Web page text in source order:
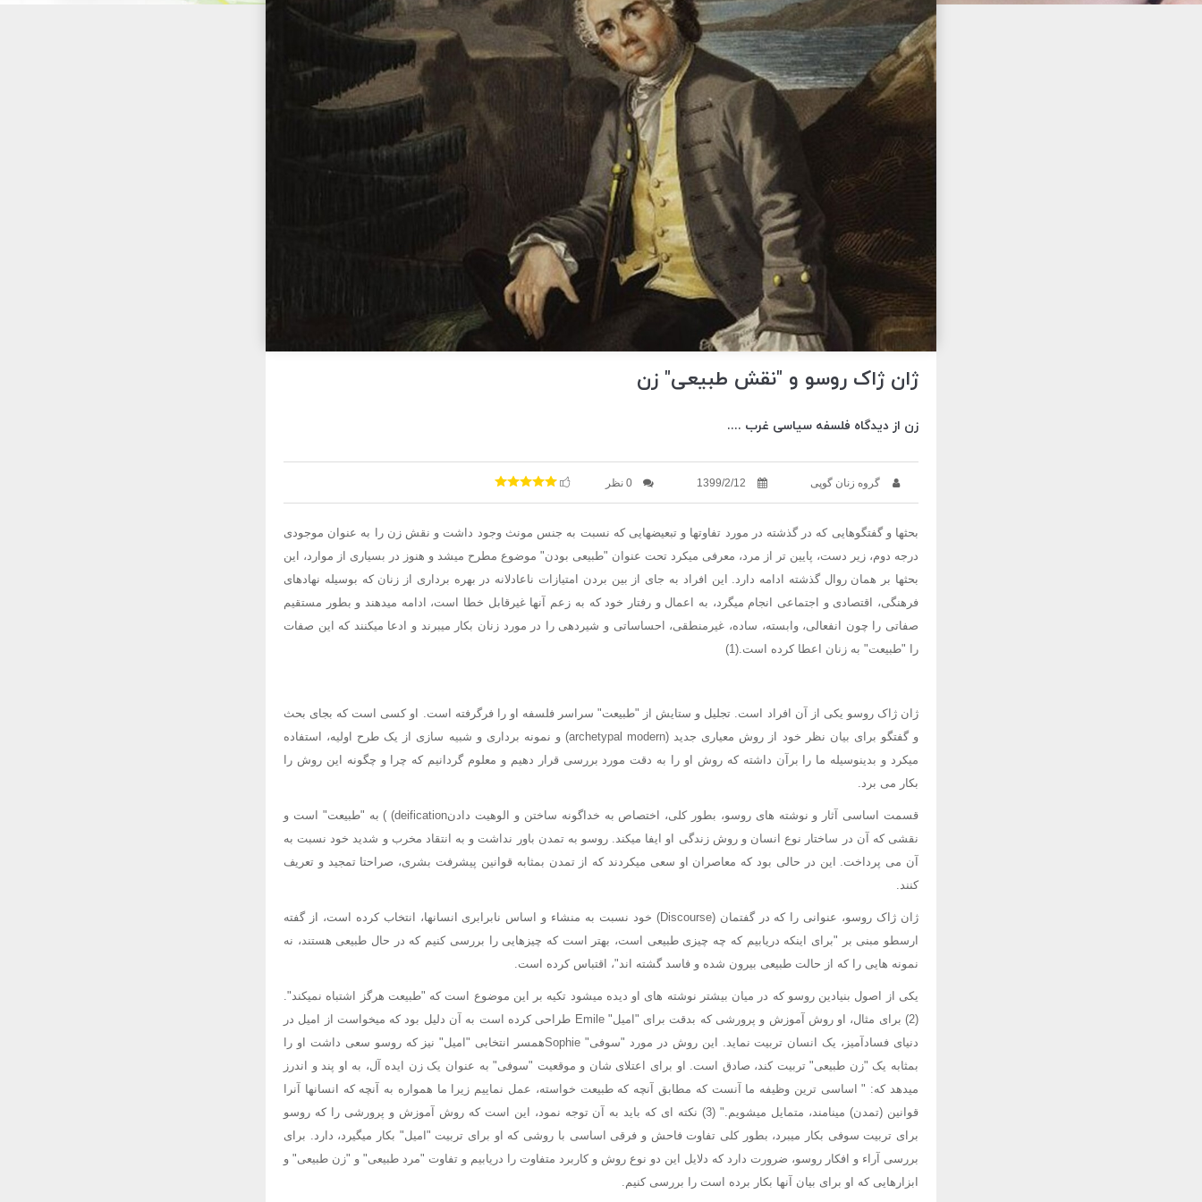
ژان ژاک روسو و "نقش طبیعی" زن
زن از دیدگاه فلسفه سیاسی غرب ....
گروه زنان گوپی 1399/2/12 0 نظر
بحثها و گفتگوهایی که در گذشته در مورد تفاوتها و تبعیضهایی که نسبت به جنس مونث وجود داشت و نقش زن را به عنوان موجودی
درجه دوم، زیر دست، پایین تر از مرد، معرفی میکرد تحت عنوان "طبیعی بودن" موضوع مطرح میشد و هنوز در بسیاری از موارد، این
بحثها بر همان روال گذشته ادامه دارد. این افراد به جای از بین بردن امتیازات ناعادلانه در بهره برداری از زنان که بوسیله نهادهای
فرهنگی، اقتصادی و اجتماعی انجام میگرد، به اعمال و رفتار خود که به زعم آنها غیرقابل خطا است، ادامه میدهند و بطور مستقیم
صفاتی را چون انفعالی، وابسته، ساده، غیرمنطقی، احساساتی و شیردهی را در مورد زنان بکار میبرند و ادعا میکنند که این صفات
را "طبیعت" به زنان اعطا کرده است.(1)
ژان ژاک روسو یکی از آن افراد است. تجلیل و ستایش از "طبیعت" سراسر فلسفه او را فرگرفته است. او کسی است که بجای بحث
و گفتگو برای بیان نظر خود از روش معیاری جدید (archetypal modern) و نمونه برداری و شبیه سازی از یک طرح اولیه، استفاده
میکرد و بدینوسیله ما را برآن داشته که روش او را به دقت مورد بررسی قرار دهیم و معلوم گردانیم که چرا و چگونه این روش را
بکار می برد.
قسمت اساسی آثار و نوشته های روسو، بطور کلی، اختصاص به خداگونه ساختن و الوهیت دادنdeification) ) به "طبیعت" است و
نقشی که آن در ساختار نوع انسان و روش زندگی او ایفا میکند. روسو به تمدن باور نداشت و به انتقاد مخرب و شدید خود نسبت به
آن می پرداخت. این در حالی بود که معاصران او سعی میکردند که از تمدن بمثابه قوانین پیشرفت بشری، صراحتا تمجید و تعریف
کنند.
ژان ژاک روسو، عنوانی را که در گفتمان (Discourse) خود نسبت به منشاء و اساس نابرابری انسانها، انتخاب کرده است، از گفته
ارسطو مبنی بر "برای اینکه دریابیم که چه چیزی طبیعی است، بهتر است که چیزهایی را بررسی کنیم که در حال طبیعی هستند، نه
نمونه هایی را که از حالت طبیعی بیرون شده و فاسد گشته اند"، اقتباس کرده است.
یکی از اصول بنیادین روسو که در میان بیشتر نوشته های او دیده میشود تکیه بر این موضوع است که "طبیعت هرگز اشتباه نمیکند".
(2) برای مثال، او روش آموزش و پرورشی که بدقت برای "امیل" Emile طراحی کرده است به آن دلیل بود که میخواست از امیل در
دنیای فسادآمیز، یک انسان تربیت نماید. این روش در مورد "سوفی" Sophieهمسر انتخابی "امیل" نیز که روسو سعی داشت او را
بمثابه یک "زن طبیعی" تربیت کند، صادق است. او برای اعتلای شان و موقعیت "سوفی" به عنوان یک زن ایده آل، به او پند و اندرز
میدهد که: " اساسی ترین وظیفه ما آنست که مطابق آنچه که طبیعت خواسته، عمل نماییم زیرا ما همواره به آنچه که انسانها آنرا
قوانین (تمدن) مینامند، متمایل میشویم." (3) نکته ای که باید به آن توجه نمود، این است که روش آموزش و پرورشی را که روسو
برای تربیت سوفی بکار میبرد، بطور کلی تفاوت فاحش و فرقی اساسی با روشی که او برای تربیت "امیل" بکار میگیرد، دارد. برای
بررسی آراء و افکار روسو، ضرورت دارد که دلایل این دو نوع روش و کاربرد متفاوت را دریابیم و تفاوت "مرد طبیعی" و "زن طبیعی" و
ابزارهایی که او برای بیان آنها بکار برده است را بررسی کنیم.